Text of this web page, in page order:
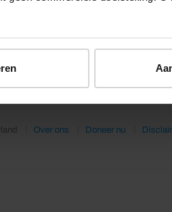
Over ons Doneer nu